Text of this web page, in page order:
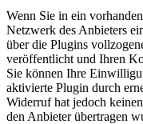
Wenn Sie in ein
Netzwerk des Anbieters
über die Plugins
veröffentlicht und Ihren
Sie können Ihre
aktivierte Plugin durch
Widerruf hat jedoch
den Anbieter übertragen